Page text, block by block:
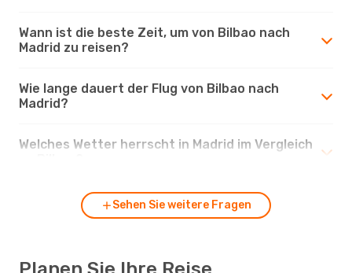
Wann ist die beste Zeit, um von Bilbao nach
Madrid zu reisen?
Wie lange dauert der Flug von Bilbao nach
Madrid?
Welches Wetter herrscht in Madrid im Vergleich
Sehen Sie weitere Fragen